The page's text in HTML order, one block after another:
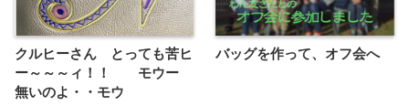
クルヒーさん とっても苦ヒ
ー～～～ィ！！ モウー
無いのよ・・モウ
バッグを作って、オフ会へ